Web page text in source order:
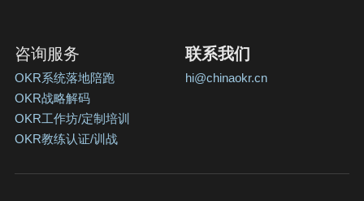
咨询服务
OKR系统落地陪跑
OKR战略解码
OKR工作坊/定制培训
OKR教练认证/训战
联系我们
hi@chinaokr.cn